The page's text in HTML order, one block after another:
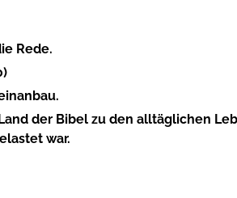
Rede.
der Bibel zu den alltäglichen
war.